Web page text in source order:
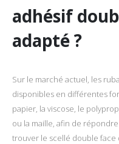
être
choisies
sur
page
du
produit
adhésif
adapté ?
Sur le marché actuel, les
disponibles en différentes
papier, la viscose, le
ou la maille, afin de
trouver le scellé double